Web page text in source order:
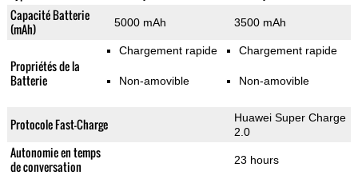
Capacité Batterie
(mAh)
5000 mAh 3500 mAh
Propriétés de la
Batterie
Chargement rapide
Non-amovible
Chargement rapide
Non-amovible
Protocole Fast-Charge
Huawei Super Charge
2.0
Autonomie en temps
de conversation
23 hours